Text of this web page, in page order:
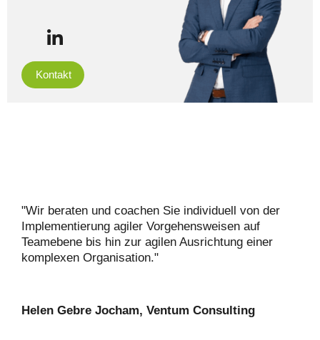
Kontakt
"Wir beraten und coachen Sie individuell von der
Implementierung agiler Vorgehensweisen auf
Teamebene bis hin zur agilen Ausrichtung einer
komplexen Organisation."
Helen Gebre Jocham, Ventum Consulting